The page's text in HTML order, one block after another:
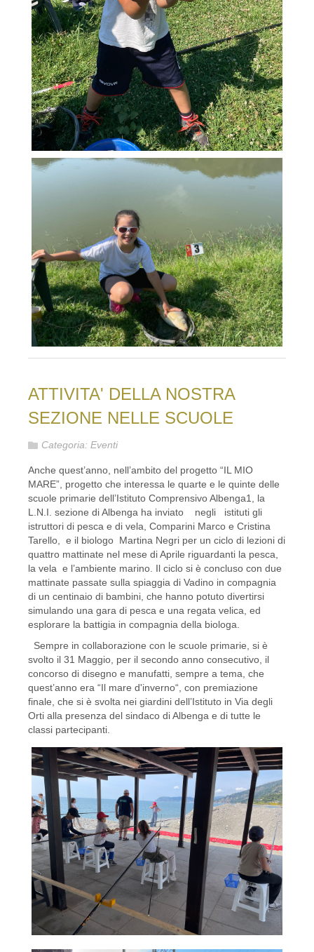
ATTIVITA' DELLA NOSTRA
SEZIONE NELLE SCUOLE
Categoria: Eventi
Anche quest’anno, nell’ambito del progetto “IL MIO
MARE”, progetto che interessa le quarte e le quinte delle
scuole primarie dell’Istituto Comprensivo Albenga1, la
L.N.I. sezione di Albenga ha inviato negli istituti gli
istruttori di pesca e di vela, Comparini Marco e Cristina
Tarello, e il biologo Martina Negri per un ciclo di lezioni di
quattro mattinate nel mese di Aprile riguardanti la pesca,
la vela e l’ambiente marino. Il ciclo si è concluso con due
mattinate passate sulla spiaggia di Vadino in compagnia
di un centinaio di bambini, che hanno potuto divertirsi
simulando una gara di pesca e una regata velica, ed
esplorare la battigia in compagnia della biologa.
Sempre in collaborazione con le scuole primarie, si è
svolto il 31 Maggio, per il secondo anno consecutivo, il
concorso di disegno e manufatti, sempre a tema, che
quest’anno era “Il mare d'inverno“, con premiazione
finale, che si è svolta nei giardini dell’Istituto in Via degli
Orti alla presenza del sindaco di Albenga e di tutte le
classi partecipanti.